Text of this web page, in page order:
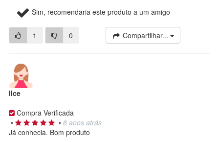
Sim, recomendaria este produto a um amigo
1 0 Compartilhar...
Ilce
Compra Verificada
•
• 6 anos atrás
Já conhecia. Bom produto